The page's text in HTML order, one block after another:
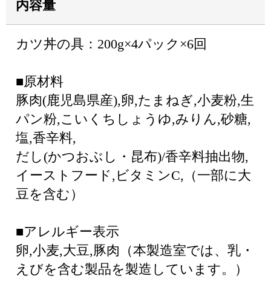
内容量
カツ丼の具：200g×4パック×6回
■原材料
豚肉(鹿児島県産),卵,たまねぎ,小麦粉,生
パン粉,こいくちしょうゆ,みりん,砂糖,
塩,香辛料,
だし(かつおぶし・昆布)/香辛料抽出物,
イーストフード,ビタミンC,（一部に大
豆を含む）
■アレルギー表示
卵,小麦,大豆,豚肉（本製造室では、乳・
えびを含む製品を製造しています。）